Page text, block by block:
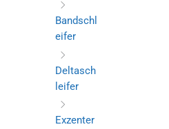
Bandschl
eifer
Deltasch
leifer
Exzenter